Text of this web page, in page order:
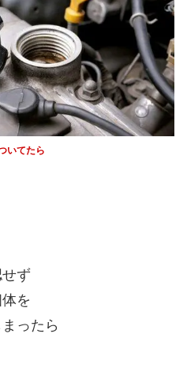
いてたら
ず
を
ったら